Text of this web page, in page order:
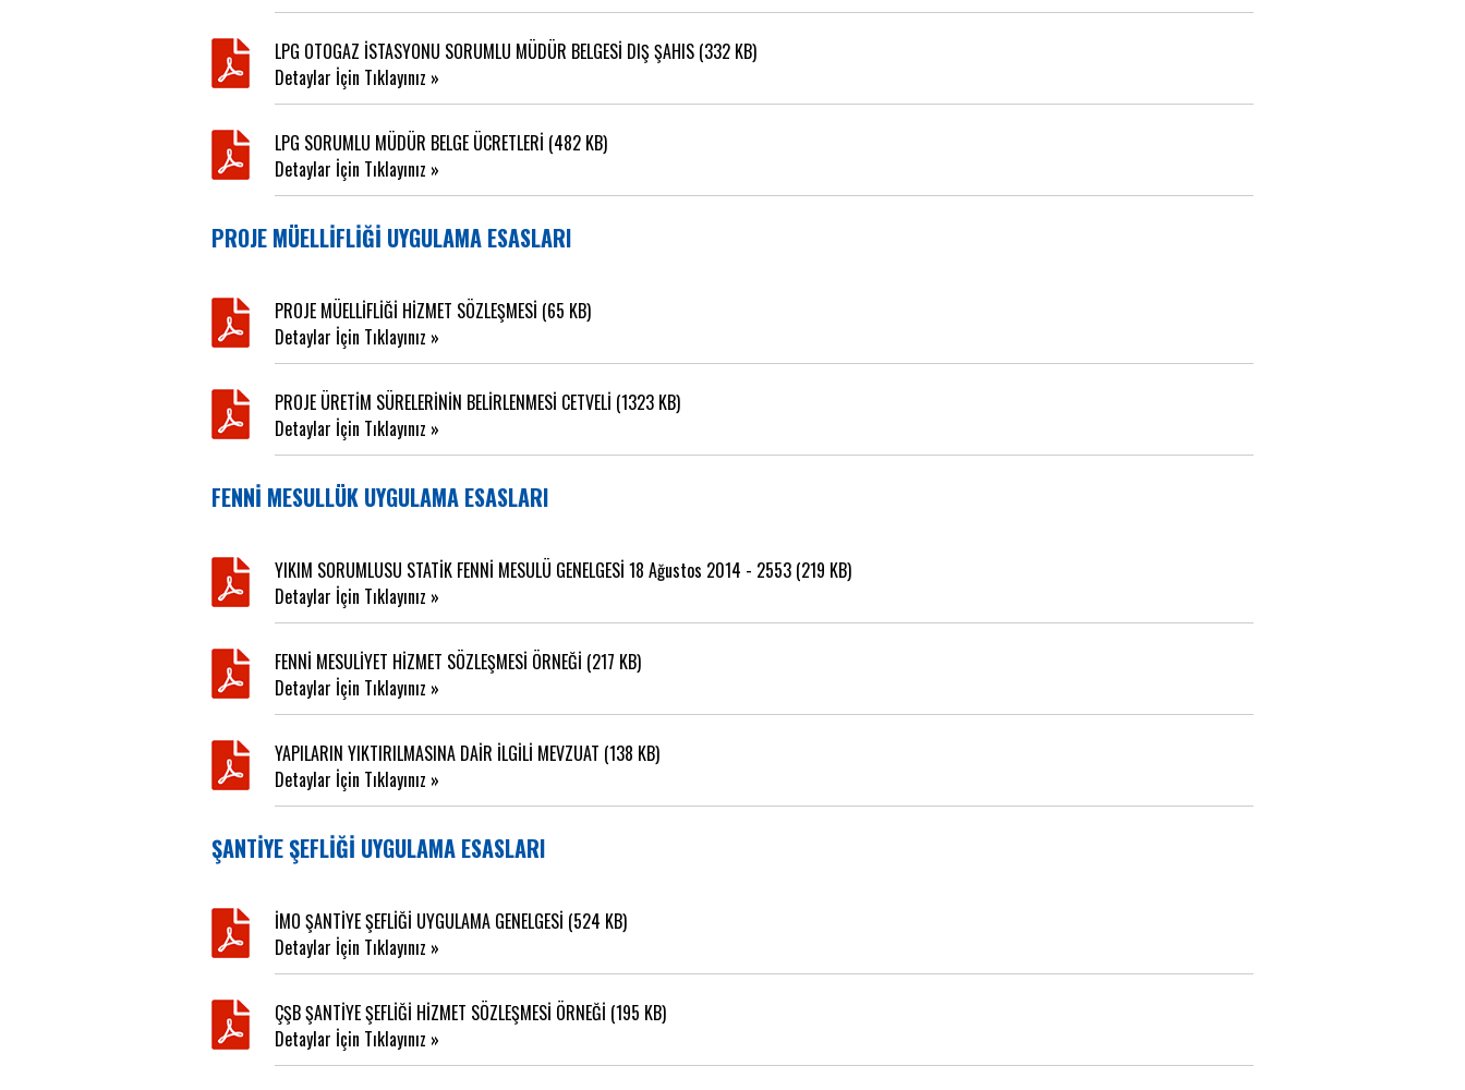
LPG OTOGAZ İSTASYONU SORUMLU MÜDÜR BELGESİ DIŞ ŞAHIS (332 KB)
Detaylar İçin Tıklayınız »
LPG SORUMLU MÜDÜR BELGE ÜCRETLERİ (482 KB)
Detaylar İçin Tıklayınız »
PROJE MÜELLİFLİĞİ UYGULAMA ESASLARI
PROJE MÜELLİFLİĞİ HİZMET SÖZLEŞMESİ (65 KB)
Detaylar İçin Tıklayınız »
PROJE ÜRETİM SÜRELERİNİN BELİRLENMESİ CETVELİ (1323 KB)
Detaylar İçin Tıklayınız »
FENNİ MESULLÜK UYGULAMA ESASLARI
YIKIM SORUMLUSU STATİK FENNİ MESULÜ GENELGESİ 18 Ağustos 2014 - 2553 (219 KB)
Detaylar İçin Tıklayınız »
FENNİ MESULİYET HİZMET SÖZLEŞMESİ ÖRNEĞİ (217 KB)
Detaylar İçin Tıklayınız »
YAPILARIN YIKTIRILMASINA DAİR İLGİLİ MEVZUAT (138 KB)
Detaylar İçin Tıklayınız »
ŞANTİYE ŞEFLİĞİ UYGULAMA ESASLARI
İMO ŞANTİYE ŞEFLİĞİ UYGULAMA GENELGESİ (524 KB)
Detaylar İçin Tıklayınız »
ÇŞB ŞANTİYE ŞEFLİĞİ HİZMET SÖZLEŞMESİ ÖRNEĞİ (195 KB)
Detaylar İçin Tıklayınız »